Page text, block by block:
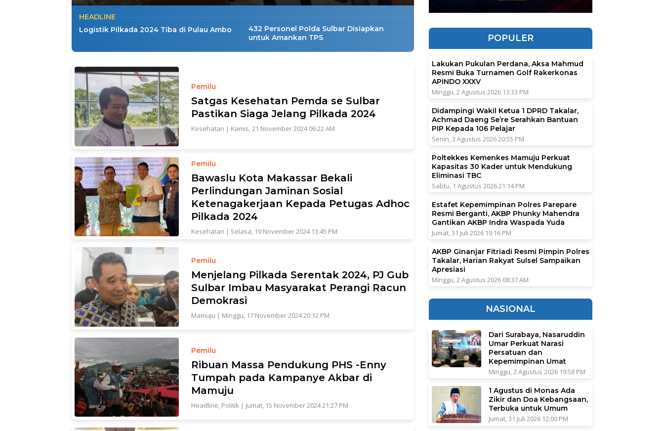
HEADLINE
Logistik Pilkada 2024 Tiba di Pulau Ambo
432 Personel Polda Sulbar Disiapkan
untuk Amankan TPS
Pemilu
Satgas Kesehatan Pemda se Sulbar
Pastikan Siaga Jelang Pilkada 2024
Kesehatan | Kamis, 21 November 2024 06:22 AM
Pemilu
Bawaslu Kota Makassar Bekali
Perlindungan Jaminan Sosial
Ketenagakerjaan Kepada Petugas Adhoc
Pilkada 2024
Kesehatan | Selasa, 19 November 2024 13:45 PM
Pemilu
Menjelang Pilkada Serentak 2024, PJ Gub
Sulbar Imbau Masyarakat Perangi Racun
Demokrasi
Mamuju | Minggu, 17 November 2024 20:12 PM
Pemilu
Ribuan Massa Pendukung PHS -Enny
Tumpah pada Kampanye Akbar di
Mamuju
Headline, Politik | Jumat, 15 November 2024 21:27 PM
POPULER
Lakukan Pukulan Perdana, Aksa Mahmud
Resmi Buka Turnamen Golf Rakerkonas
APINDO XXXV
Minggu, 2 Agustus 2026 13:33 PM
Didampingi Wakil Ketua 1 DPRD Takalar,
Achmad Daeng Se’re Serahkan Bantuan
PIP Kepada 106 Pelajar
Senin, 3 Agustus 2026 20:55 PM
Poltekkes Kemenkes Mamuju Perkuat
Kapasitas 30 Kader untuk Mendukung
Eliminasi TBC
Sabtu, 1 Agustus 2026 21:14 PM
Estafet Kepemimpinan Polres Parepare
Resmi Berganti, AKBP Phunky Mahendra
Gantikan AKBP Indra Waspada Yuda
Jumat, 31 Juli 2026 19:16 PM
AKBP Ginanjar Fitriadi Resmi Pimpin Polres
Takalar, Harian Rakyat Sulsel Sampaikan
Apresiasi
Minggu, 2 Agustus 2026 08:37 AM
NASIONAL
Dari Surabaya, Nasaruddin
Umar Perkuat Narasi
Persatuan dan
Kepemimpinan Umat
Minggu, 2 Agustus 2026 19:58 PM
1 Agustus di Monas Ada
Zikir dan Doa Kebangsaan,
Terbuka untuk Umum
Jumat, 31 Juli 2026 12:00 PM